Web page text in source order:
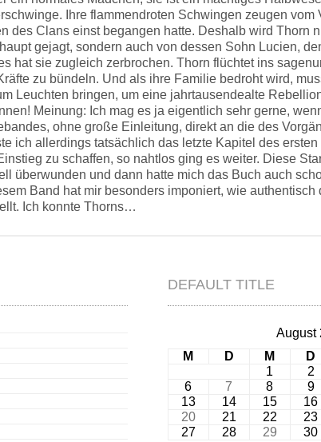
Ihre flammendroten Schwingen zeugen vom
des Clans einst begangen hatte. Deshalb wird Thorn
gejagt, sondern auch von dessen Sohn Lucien,
hat sie zugleich zerbrochen. Thorn flüchtet ins
zu bündeln. Und als ihre Familie bedroht wird,
Leuchten bringen, um eine jahrtausendealte
Meinung: Ich mag es ja eigentlich sehr gerne,
ohne große Einleitung, direkt an die des
ich allerdings tatsächlich das letzte Kapitel des
zu schaffen, so nahtlos ging es weiter. Diese
überwunden und dann hatte mich das Buch auch
Band hat mir besonders imponiert, wie
Ich konnte Thorns…
DEFAULT TITLE
August
M
D M D
1
2
6
7 8 9
13
14 15 16
20
21 22 23
27
28 29 30